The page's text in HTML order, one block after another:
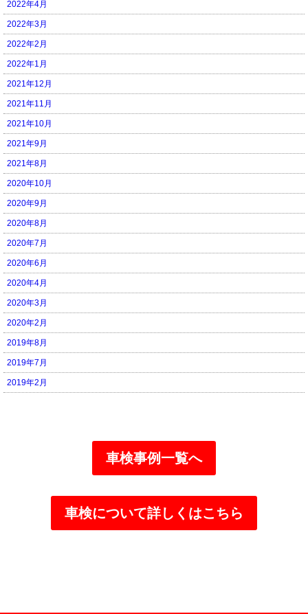
2022年4月
2022年3月
2022年2月
2022年1月
2021年12月
2021年11月
2021年10月
2021年9月
2021年8月
2020年10月
2020年9月
2020年8月
2020年7月
2020年6月
2020年4月
2020年3月
2020年2月
2019年8月
2019年7月
2019年2月
車検事例一覧へ
車検について詳しくはこちら